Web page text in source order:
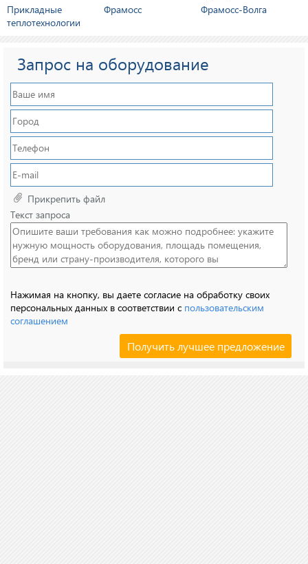
Прикладные
теплотехнологии
Фрамосс Фрамосс-Волга
Запрос на оборудование
Прикрепить файл
Текст запроса
Нажимая на кнопку, вы даете согласие на обработку своих
персональных данных в соответствии с пользовательским
соглашением